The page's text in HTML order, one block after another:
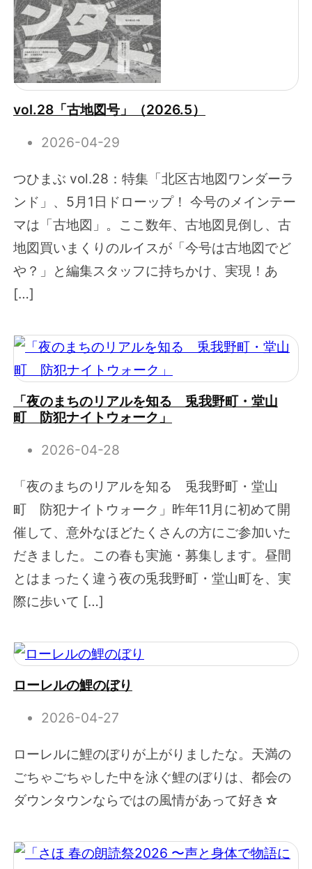
vol.28「古地図号」（2026.5）
2026-04-29
つひまぶ vol.28：特集「北区古地図ワンダーラ
ンド」、5月1日ドローップ！ 今号のメインテー
マは「古地図」。ここ数年、古地図見倒し、古
地図買いまくりのルイスが「今号は古地図でど
や？」と編集スタッフに持ちかけ、実現！あ
[…]
「夜のまちのリアルを知る 兎我野町・堂山
町 防犯ナイトウォーク」
2026-04-28
「夜のまちのリアルを知る 兎我野町・堂山
町 防犯ナイトウォーク」昨年11月に初めて開
催して、意外なほどたくさんの方にご参加いた
だきました。この春も実施・募集します。昼間
とはまったく違う夜の兎我野町・堂山町を、実
際に歩いて […]
ローレルの鯉のぼり
2026-04-27
ローレルに鯉のぼりが上がりましたな。天満の
ごちゃごちゃした中を泳ぐ鯉のぼりは、都会の
ダウンタウンならではの風情があって好き☆